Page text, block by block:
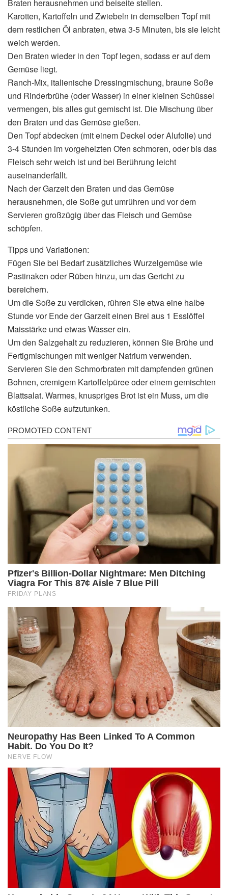
Braten herausnehmen und beiseite stellen.
Karotten, Kartoffeln und Zwiebeln in demselben Topf mit
dem restlichen Öl anbraten, etwa 3-5 Minuten, bis sie leicht
weich werden.
Den Braten wieder in den Topf legen, sodass er auf dem
Gemüse liegt.
Ranch-Mix, italienische Dressingmischung, braune Soße
und Rinderbrühe (oder Wasser) in einer kleinen Schüssel
vermengen, bis alles gut gemischt ist. Die Mischung über
den Braten und das Gemüse gießen.
Den Topf abdecken (mit einem Deckel oder Alufolie) und
3-4 Stunden im vorgeheizten Ofen schmoren, oder bis das
Fleisch sehr weich ist und bei Berührung leicht
auseinanderfällt.
Nach der Garzeit den Braten und das Gemüse
herausnehmen, die Soße gut umrühren und vor dem
Servieren großzügig über das Fleisch und Gemüse
schöpfen.
Tipps und Variationen:
Fügen Sie bei Bedarf zusätzliches Wurzelgemüse wie
Pastinaken oder Rüben hinzu, um das Gericht zu
bereichern.
Um die Soße zu verdicken, rühren Sie etwa eine halbe
Stunde vor Ende der Garzeit einen Brei aus 1 Esslöffel
Maisstärke und etwas Wasser ein.
Um den Salzgehalt zu reduzieren, können Sie Brühe und
Fertigmischungen mit weniger Natrium verwenden.
Servieren Sie den Schmorbraten mit dampfenden grünen
Bohnen, cremigem Kartoffelpüree oder einem gemischten
Blattsalat. Warmes, knuspriges Brot ist ein Muss, um die
köstliche Soße aufzutunken.